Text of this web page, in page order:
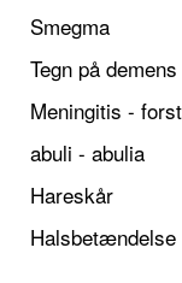
Smegma
Tegn på demens
Meningitis -
abuli - abulia
Hareskår
Halsbetændelse